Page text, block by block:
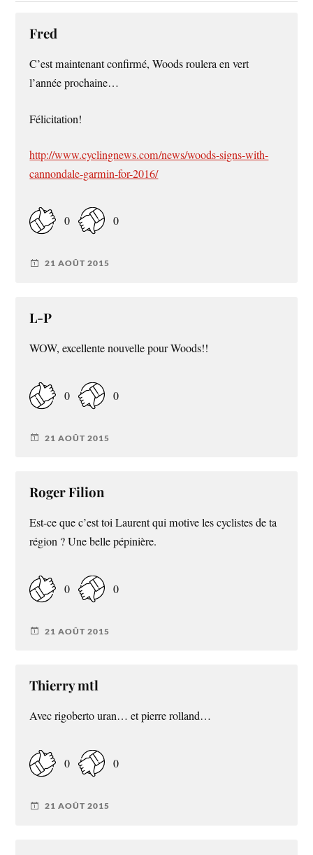
Fred
C’est maintenant confirmé, Woods roulera en vert
l’année prochaine…
Félicitation!
http://www.cyclingnews.com/news/woods-signs-with-
cannondale-garmin-for-2016/
0 0
21 AOÛT 2015
L-P
WOW, excellente nouvelle pour Woods!!
0 0
21 AOÛT 2015
Roger Filion
Est-ce que c’est toi Laurent qui motive les cyclistes de ta
région ? Une belle pépinière.
0 0
21 AOÛT 2015
Thierry mtl
Avec rigoberto uran… et pierre rolland…
0 0
21 AOÛT 2015